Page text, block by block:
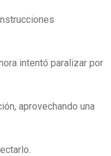
intentó paralizar por
aprovechando una